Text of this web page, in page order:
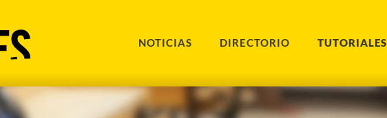
NOTICIAS DIRECTORIO TUTORIALES